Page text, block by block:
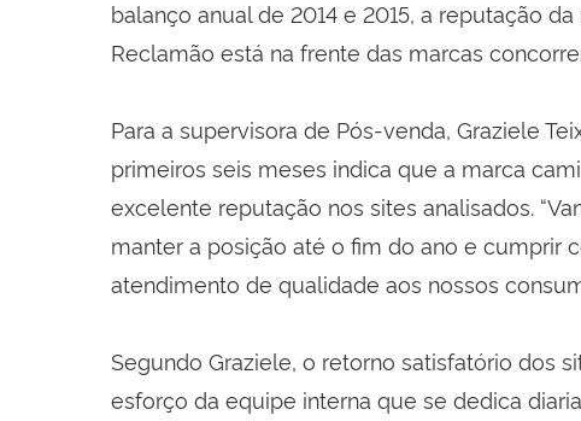
balanço anual de 2014 e 2015, a reputação
Reclamão está na frente das marcas
Para a supervisora de Pós-venda, Graziele
primeiros seis meses indica que a marca
excelente reputação nos sites analisados.
manter a posição até o fim do ano e cumprir
atendimento de qualidade aos nossos
Segundo Graziele, o retorno satisfatório dos
esforço da equipe interna que se dedica